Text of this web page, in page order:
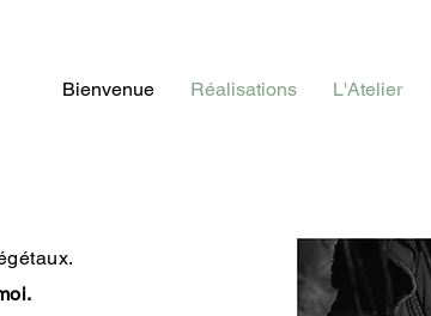
Bienvenue Réalisations L'Atelier